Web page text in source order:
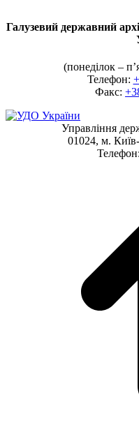
Галузевий державний
(понеділок –
Телефон:
Факс:
Управління
01024, м.